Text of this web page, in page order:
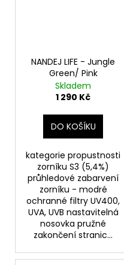
NANDEJ LIFE - Jungle
Green/ Pink
Skladem
1 290 Kč
DO KOŠÍKU
kategorie propustnosti
zorníku S3 (5,4%)
průhledové zabarvení
zorníku - modré
ochranné filtry UV400,
UVA, UVB nastavitelná
nosovka pružné
zakončení stranic...